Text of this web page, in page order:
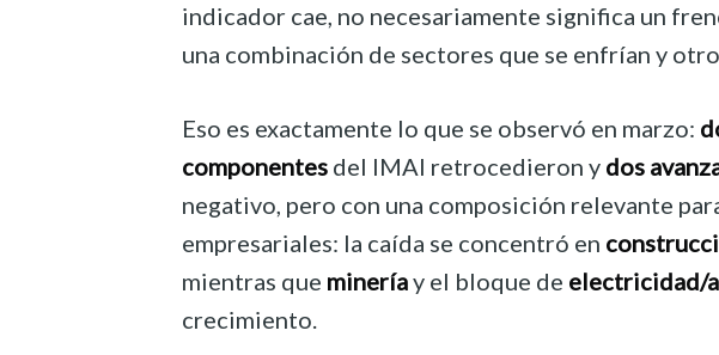
indicador cae, no necesariamente significa un
una combinación de sectores que se enfrían y
Eso es exactamente lo que se observó en marzo:
componentes del IMAI retrocedieron y dos
negativo, pero con una composición relevante
empresariales: la caída se concentró en
mientras que mineríay el bloque de electricidad/
crecimiento.